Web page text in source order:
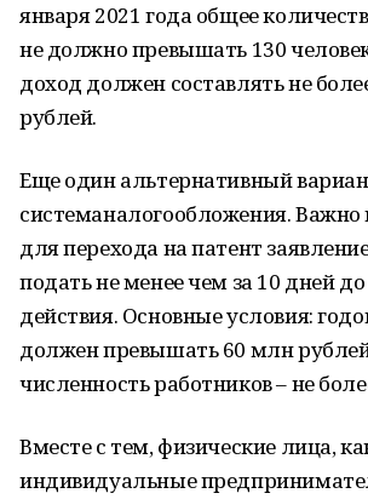
января 2021 года общее
не должно превышать 130
доход должен составлять не
рублей.
Еще один альтернативный
системаналогообложения. Важно
для перехода на патент
подать не менее чем за 10 дней
действия. Основные условия:
должен превышать 60 млн
численность работников – не
Вместе с тем, физические лица,
индивидуальные